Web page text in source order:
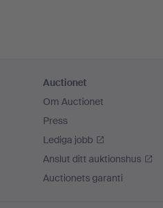
Auctionet
Om Auctionet
Press
Lediga jobb
Anslut ditt auktionshus
Auctionets garanti